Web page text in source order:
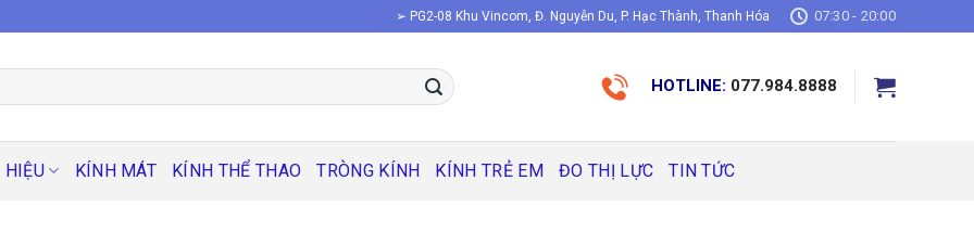
➢ PG2-08 Khu Vincom, Đ. Nguyễn Du, P. Hạc Thành, Thanh Hóa 07:30 - 20:00
HOTLINE: 077.984.8888
HIỆU KÍNH MÁT KÍNH THỂ THAO TRÒNG KÍNH KÍNH TRẺ EM ĐO THỊ LỰC TIN TỨC